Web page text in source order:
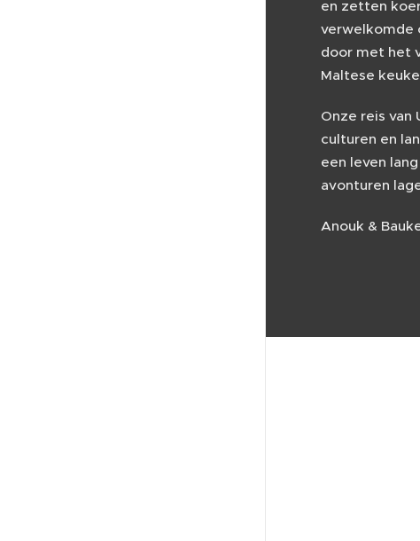
en zetten
verwelkomde
door met het
Maltese
Onze reis van
culturen en
een leven
avonturen
Anouk &